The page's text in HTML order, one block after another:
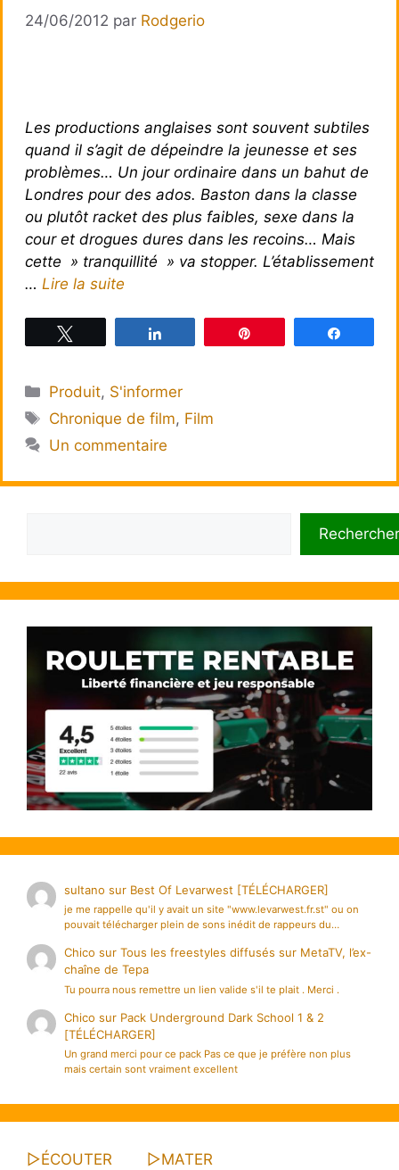
24/06/2012 par Rodgerio
Les productions anglaises sont souvent subtiles
quand il s’agit de dépeindre la jeunesse et ses
problèmes… Un jour ordinaire dans un bahut de
Londres pour des ados. Baston dans la classe
ou plutôt racket des plus faibles, sexe dans la
cour et drogues dures dans les recoins… Mais
cette » tranquillité » va stopper. L’établissement
… Lire la suite
Catégories
Produit, S'informer
Étiquettes
Chronique de film, Film
Un commentaire
Rechercher
sultano sur Best Of Levarwest [TÉLÉCHARGER]
je me rappelle qu'il y avait un site "www.levarwest.fr.st" ou on
pouvait télécharger plein de sons inédit de rappeurs du…
Chico surTous les freestyles diffusés sur MetaTV, l’ex-
chaîne de Tepa
Tu pourra nous remettre un lien valide s'il te plait . Merci .
Chico sur Pack Underground Dark School 1 & 2
[TÉLÉCHARGER]
Un grand merci pour ce pack Pas ce que je préfère non plus
mais certain sont vraiment excellent
▷ÉCOUTER ▷MATER